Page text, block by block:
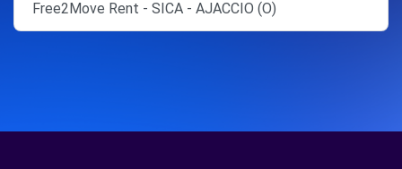
Free2Move Rent - SICA - AJACCIO (O)